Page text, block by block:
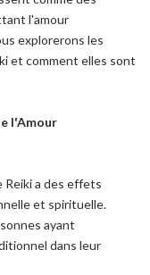
l'amour
explorerons les
et comment elles sont
l'Amour
Reiki a des effets
et spirituelle.
ayant
dans leur